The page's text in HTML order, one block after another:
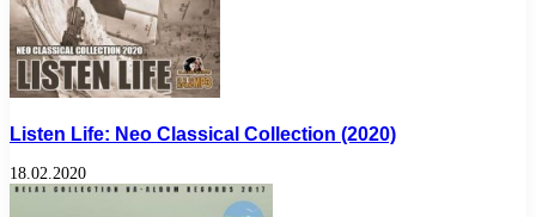
Listen Life: Neo Classical Collection (2020)
18.02.2020